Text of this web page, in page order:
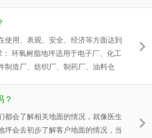
膜也不完全相同。对于水性环氧树脂
量相同的情况下，环氧树脂分散相粒
使用、表观、安全、经济等方面达到
环氧树脂地坪适用于电子厂、化工
制造厂、纺织厂、制药厂、油料仓
不同的树脂地坪。 2. 使用性能需
？
都会了解相关地面的情况，就像医生
坪会去初步了解客户地面的情况，当